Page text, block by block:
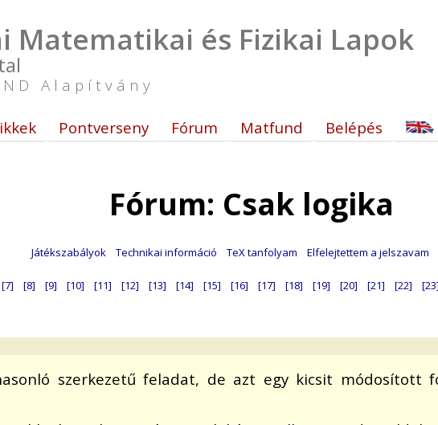
Matematikai és Fizikai Lapok
Alapítvány
Pontverseny Fórum Matfund Belépés
Fórum: Csak logika
Játékszabályok Technikai információ TeX tanfolyam Elfelejtettem a jelszavam
[7] [8] [9] [10] [11] [12] [13] [14] [15] [16] [17] [18] [19] [20] [21] [22] [23]
szerkezetű feladat, de azt egy kicsit